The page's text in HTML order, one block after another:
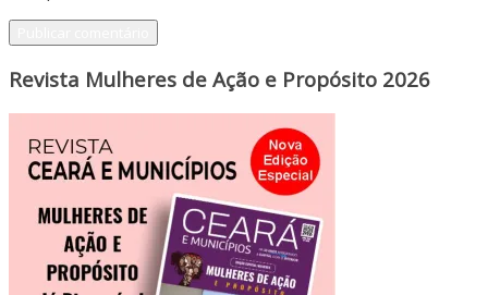
Revista Mulheres de Ação e Propósito 2026